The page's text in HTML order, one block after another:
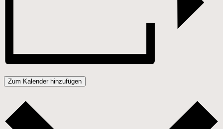
Zum Kalender hinzufügen